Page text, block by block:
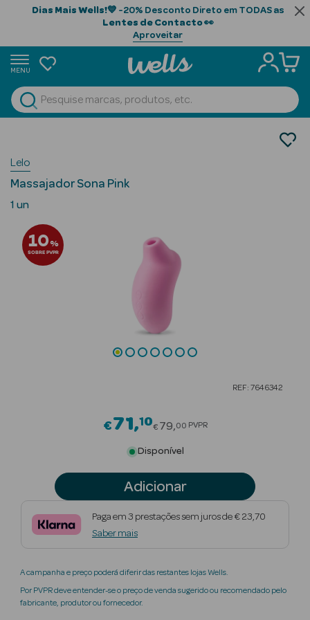
Dias Mais Wells!💙 -20% Desconto Direto em TODAS as
Lentes de Contacto👀
Aproveitar
MENU
Ver Tudo
Beauty Season
Cabelo
Profissional
Beauty Season
Cosmética
Beauty Season
Nutricosmética
Perfumes
Beauty Season
Brinquedos Sexuais
Lelo
Massajador Sona Pink
1 un
10%
SOBRE PVPR
REF: 7646342
€71 10Price reduced from
€ 79 00 PVPR
Disponível
Adicionar
Paga em 3 prestações sem juros de € 23,70
Saber mais
A campanha e preço poderá diferir das restantes lojas Wells.
Por PVPR deve entender-se o preço de venda sugerido ou recomendado pelo
fabricante, produtor ou fornecedor.